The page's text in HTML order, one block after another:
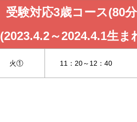
受験対応3歳コース(80
(2023.4.2～2024.4.1生ま
火① 11：20～12：40